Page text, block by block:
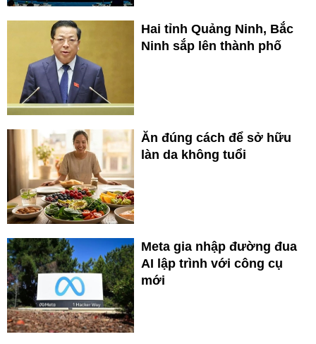
Hai tỉnh Quảng Ninh, Bắc
Ninh sắp lên thành phố
Ăn đúng cách để sở hữu
làn da không tuổi
Meta gia nhập đường đua
AI lập trình với công cụ
mới